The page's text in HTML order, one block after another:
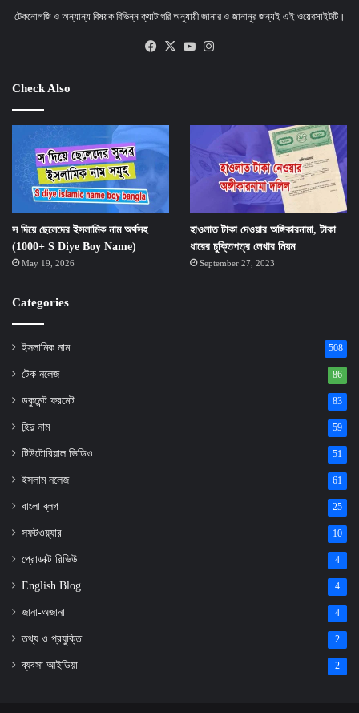
টেকনোলজি ও অন্যান্য বিষয়ক বিভিন্ন ক্যাটাগরি অনুযায়ী জানার ও জানানুর জন্যই এই ওয়েবসাইটটি।
Facebook
X YouTube
Check Also
স দিয়ে ছেলেদের ইসলামিক নাম অর্থসহ
(1000+ S Diye Boy Name)
May 19, 2026
হাওলাত টাকা দেওয়ার অঙ্গিকারনামা, টাকা
ধারের চুক্তিপত্র লেখার নিয়ম
September 27, 2023
Categories
ইসলামিক নাম 508
টেক নলেজ 86
ডকুমেন্ট ফরমেট 83
হিন্দু নাম 59
টিউটোরিয়াল ভিডিও 51
ইসলাম নলেজ 61
বাংলা ব্লগ 25
সফটওয়্যার 10
প্রোডাক্ট রিভিউ 4
English Blog 4
জানা-অজানা 4
তথ্য ও প্রযুক্তি 2
ব্যবসা আইডিয়া 2